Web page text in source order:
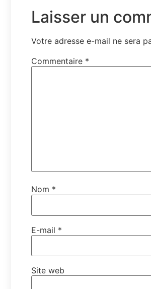
Laisser un
Votre adresse e-mail ne sera
Commentaire *
Nom *
E-mail *
Site web